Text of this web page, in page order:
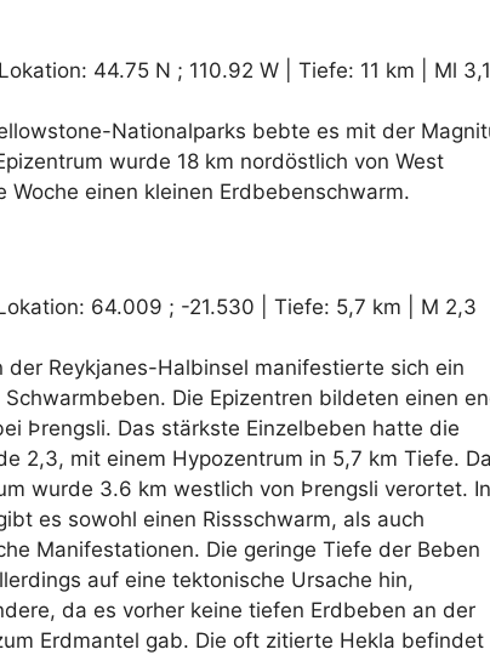
44.75 N ; 110.92 W | Tiefe: 11 km | Ml 3,1
Nationalparks bebte es mit der
wurde 18 km nordöstlich von West
einen kleinen Erdbebenschwarm.
64.009 ; -21.530 | Tiefe: 5,7 km | M 2,3
der Reykjanes-Halbinsel manifestierte sich ein
Die Epizentren bildeten einen
Þrengsli. Das stärkste Einzelbeben hatte die
2,3, mit einem Hypozentrum in 5,7 km Tiefe.
wurde 3.6 km westlich von Þrengsli verortet.
es sowohl einen Rissschwarm, als auch
Manifestationen. Die geringe Tiefe der Beben
auf eine tektonische Ursache hin,
da es vorher keine tiefen Erdbeben an der
Erdmantel gab. Die oft zitierte Hekla befindet